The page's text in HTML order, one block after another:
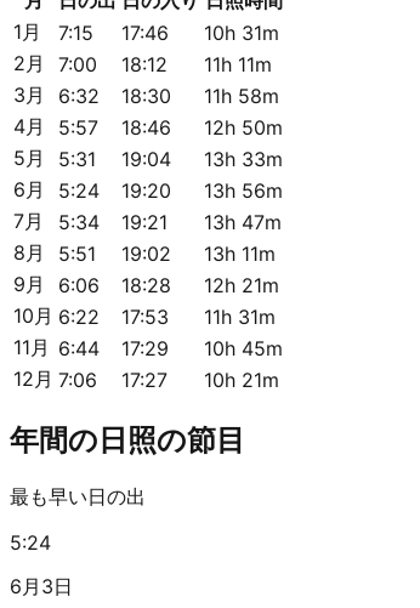
1月
7:15 17:46
10h 31m
2月
7:00 18:12
11h 11m
3月
6:32 18:30
11h 58m
4月
5:57 18:46
12h 50m
5月
5:31 19:04
13h 33m
6月
5:24 19:20
13h 56m
7月
5:34 19:21
13h 47m
8月
5:51 19:02
13h 11m
9月
6:06 18:28
12h 21m
10月 6:22 17:53
11h 31m
11月 6:44 17:29
10h 45m
12月 7:06 17:27 10h 21m
年間の日照の節目
最も早い日の出
5:24
6月3日